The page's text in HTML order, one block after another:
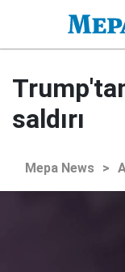
saldırı
Mepa News >